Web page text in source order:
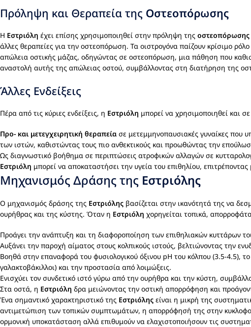
Πρόληψη και Θεραπεία της Οστεοπόρωσης
Η Εστριόλη έχει επίσης χρησιμοποιηθεί στην πρόληψη της οστεοπόρωσης
άλλες θεραπείες για την οστεοπόρωση. Τα οιστρογόνα παίζουν κρίσιμο
απώλεια οστικής μάζας, οδηγώντας σε οστεοπόρωση, μια πάθηση που
αναστολή αυτής της απώλειας οστού, συμβάλλοντας στη διατήρηση της
Άλλες Ενδείξεις
Πέρα από τις κύριες ενδείξεις, η Εστριόλη μπορεί να χρησιμοποιηθεί και
Προ- και μετεγχειρητική θεραπεία σε μετεμμηνοπαυσιακές γυναίκες που
των ιστών, καθιστώντας τους πιο ανθεκτικούς και προωθώντας την
Ως διαγνωστικό βοήθημα σε περιπτώσεις ατροφικών αλλαγών σε
Εστριόλη μπορεί να αποκαταστήσει την υγεία του επιθηλίου,
Μηχανισμός Δράσης της Εστριόλης
Ο μηχανισμός δράσης της Εστριόλης βασίζεται στην ικανότητά της να
ουρήθρας και της κύστης. Όταν η Εστριόλη χορηγείται τοπικά,
Προάγει την ανάπτυξη και τη διαφοροποίηση των επιθηλιακών κυττάρων
Αυξάνει την παροχή αίματος στους κολπικούς ιστούς, βελτιώνοντας την
Βοηθά στην επαναφορά του φυσιολογικού όξινου pH του κόλπου (3.5-4.5),
γαλακτοβάκιλλοι) και την προστασία από λοιμώξεις.
Ενισχύει τον συνδετικό ιστό γύρω από την ουρήθρα και την κύστη,
Στα οστά, η Εστριόλη δρα μειώνοντας την οστική απορρόφηση και
Ένα σημαντικό χαρακτηριστικό της Εστριόλης είναι η μικρή της
αντιμετώπιση των τοπικών συμπτωμάτων, η απορρόφησή της στην
ορμονική υποκατάσταση αλλά επιθυμούν να ελαχιστοποιήσουν τις